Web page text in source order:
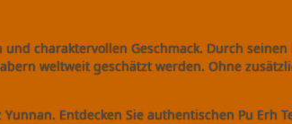
charaktervollen Geschmack. Durch
weltweit geschätzt werden. Ohne
Entdecken Sie authentischen Pu Erh